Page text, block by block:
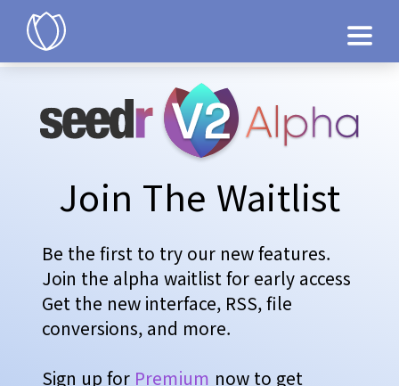
지금 시도
Join The Waitlist
Be the first to try our new features.
Join the alpha waitlist for early access
Get the new interface, RSS, file
conversions, and more.
Sign up for Premium now to get